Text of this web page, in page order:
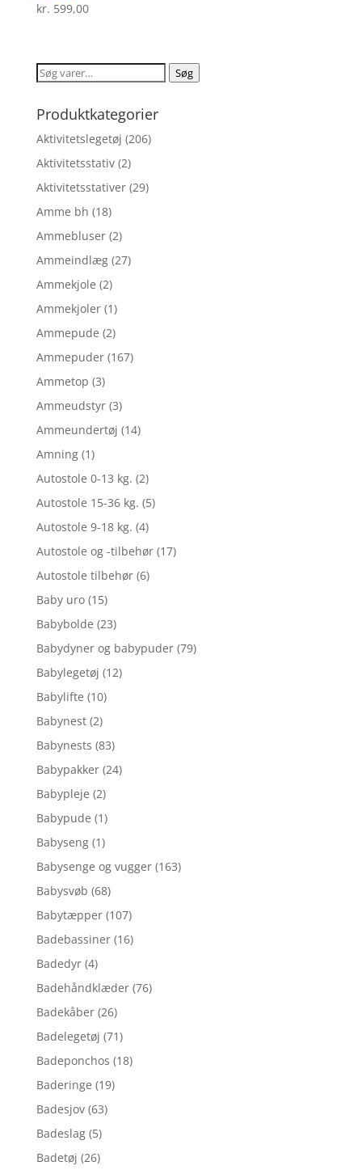
Vurderet
4.2
kr. 599,00
Søg
Søg
Produktkategorier
Aktivitetslegetøj (206)
Aktivitetsstativ (2)
Aktivitetsstativer (29)
Amme bh (18)
Ammebluser (2)
Ammeindlæg (27)
Ammekjole (2)
Ammekjoler (1)
Ammepude (2)
Ammepuder (167)
Ammetop (3)
Ammeudstyr (3)
Ammeundertøj (14)
Amning (1)
Autostole 0-13 kg. (2)
Autostole 15-36 kg. (5)
Autostole 9-18 kg. (4)
Autostole og -tilbehør (17)
Autostole tilbehør (6)
Baby uro (15)
Babybolde (23)
Babydyner og babypuder (79)
Babylegetøj (12)
Babylifte (10)
Babynest (2)
Babynests (83)
Babypakker (24)
Babypleje (2)
Babypude (1)
Babyseng (1)
Babysenge og vugger (163)
Babysvøb (68)
Babytæpper (107)
Badebassiner (16)
Badedyr (4)
Badehåndklæder (76)
Badekåber (26)
Badelegetøj (71)
Badeponchos (18)
Baderinge (19)
Badesjov (63)
Badeslag (5)
Badetøj (26)